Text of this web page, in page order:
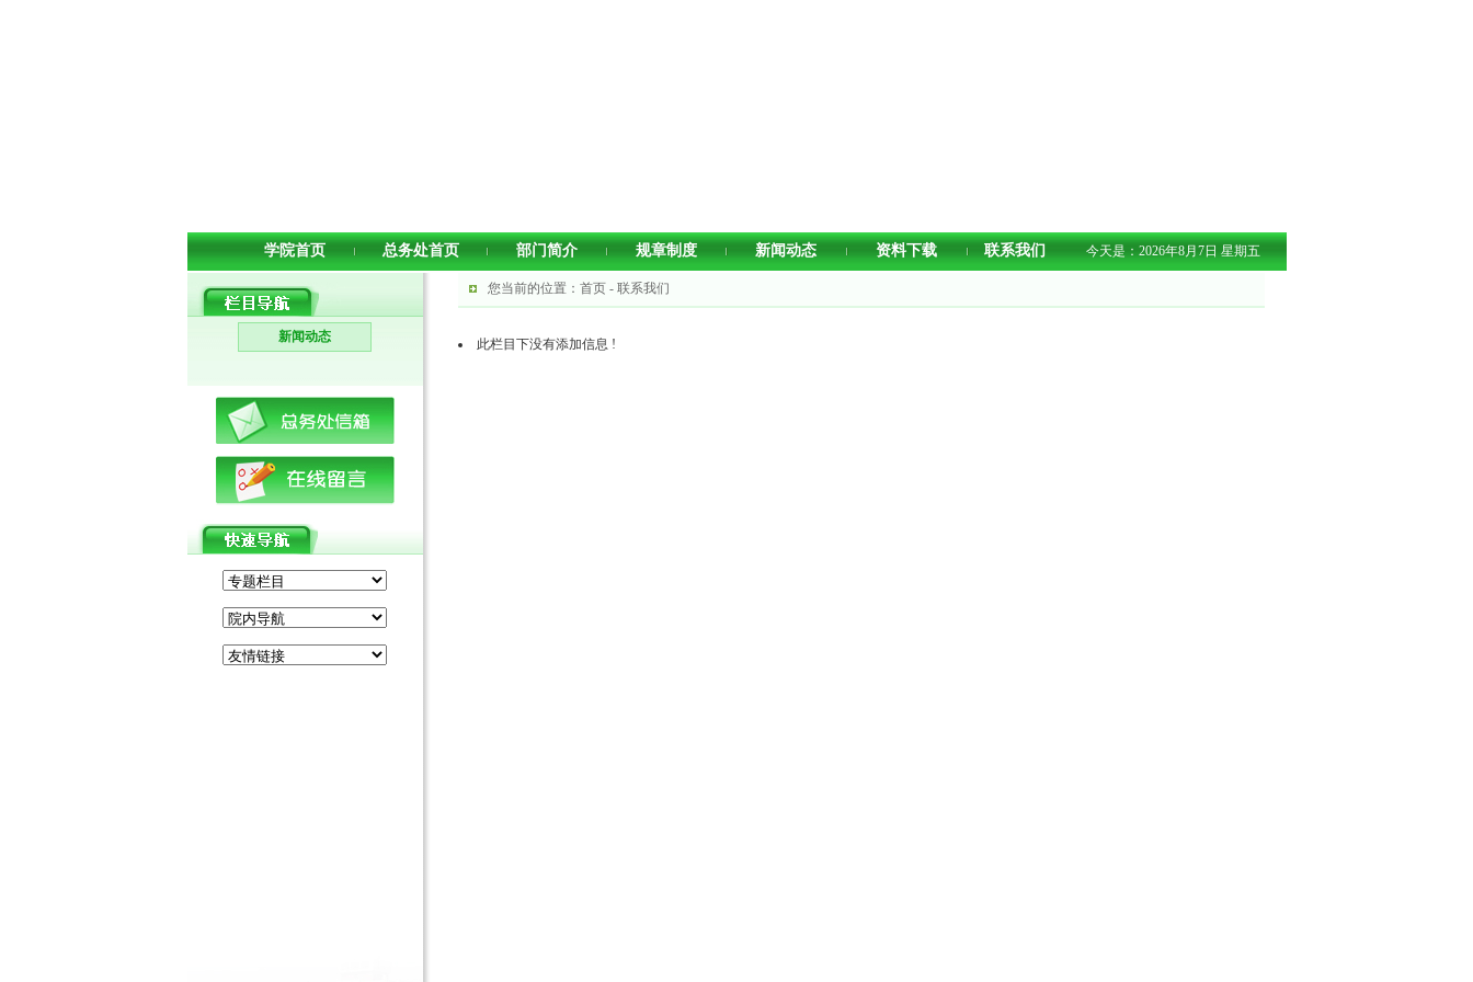
学院首页 总务处首页 部门简介 规章制度 新闻动态 资料下载 联系我们 今天是：2026年8月7日 星期五
新闻动态
您当前的位置：首页 - 联系我们
此栏目下没有添加信息 !